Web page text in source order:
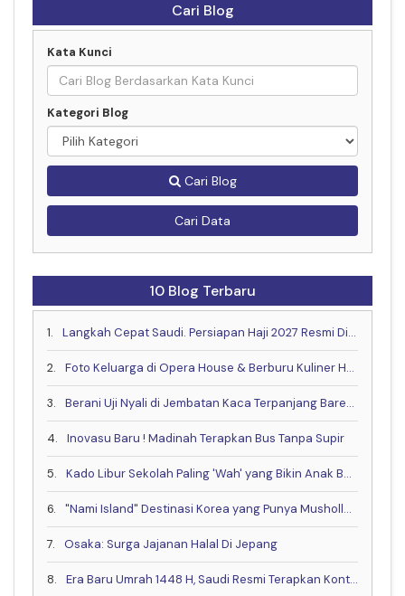
Cari Blog
Kata Kunci
Kategori Blog
Cari Blog
Cari Data
10 Blog Terbaru
1. Langkah Cepat Saudi. Persiapan Haji 2027 Resmi Dimulai Lebih Awal
2. Foto Keluarga di Opera House & Berburu Kuliner Halal yang Lagi Hits di Sydney
3. Berani Uji Nyali di Jembatan Kaca Terpanjang Bareng Keluarga?
4. Inovasu Baru ! Madinah Terapkan Bus Tanpa Supir
5. Kado Libur Sekolah Paling 'Wah' yang Bikin Anak Betah!
6. "Nami Island" Destinasi Korea yang Punya Musholla & Resto Halal .
7. Osaka: Surga Jajanan Halal Di Jepang
8. Era Baru Umrah 1448 H, Saudi Resmi Terapkan Kontrak Digital & Buka Visa Akhir Mei